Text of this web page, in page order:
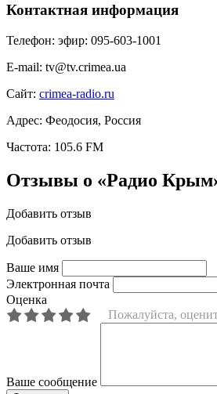
Контактная информация
Телефон: эфир: 095-603-1001
E-mail: tv@tv.crimea.ua
Сайт: crimea-radio.ru
Адрес: Феодосия, Россия
Частота: 105.6 FM
Отзывы о «Радио
Добавить отзыв
Добавить отзыв
Ваше имя
Электронная почта
Оценка
Пожалуйста,
Ваше сообщение